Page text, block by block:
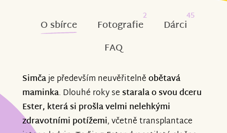
O sbírce Fotografie
2
Dárci
45
FAQ
Simčaje především neuvěřitelněobětavá
maminka. Dlouhé roky sestarala o svou dceru
Ester, která si prošla velmi nelehkými
zdravotními potížemi, včetně transplantace